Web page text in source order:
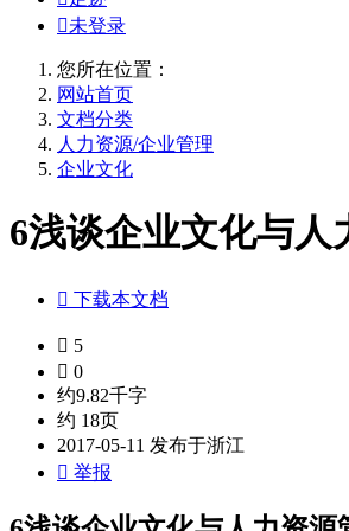
未登录
您所在位置：
网站首页
文档分类
人力资源/企业管理
企业文化
6浅谈企业文化与人
 下载本文档
 5
 0
约9.82千字
约 18页
2017-05-11 发布于浙江
 举报